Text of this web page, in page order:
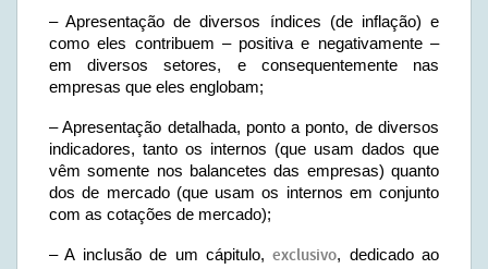
– Apresentação de diversos índices (de inflação) e
como eles contribuem – positiva e negativamente –
em diversos setores, e consequentemente nas
empresas que eles englobam;
– Apresentação detalhada, ponto a ponto, de diversos
indicadores, tanto os internos (que usam dados que
vêm somente nos balancetes das empresas) quanto
dos de mercado (que usam os internos em conjunto
com as cotações de mercado);
– A inclusão de um cápitulo,exclusivo, dedicado ao